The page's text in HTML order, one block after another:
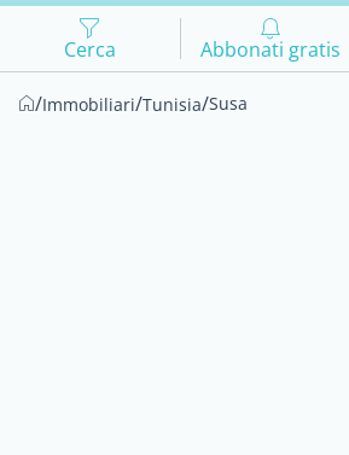
Cerca Abbonati gratis
/Immobiliari/Tunisia/Susa